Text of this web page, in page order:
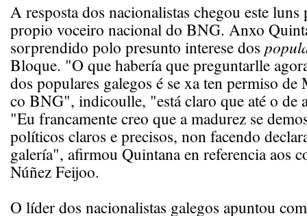
A resposta dos nacionalistas chegou este
propio voceiro nacional do BNG. Anxo
sorprendido polo presunto interese dos
Bloque. "O que habería que preguntarlle
dos populares galegos é se xa ten permiso
co BNG", indicoulle, "está claro que até o de
"Eu francamente creo que a madurez se
políticos claros e precisos, non facendo
galería", afirmou Quintana en referencia aos
Núñez Feijoo.
O líder dos nacionalistas galegos apuntou